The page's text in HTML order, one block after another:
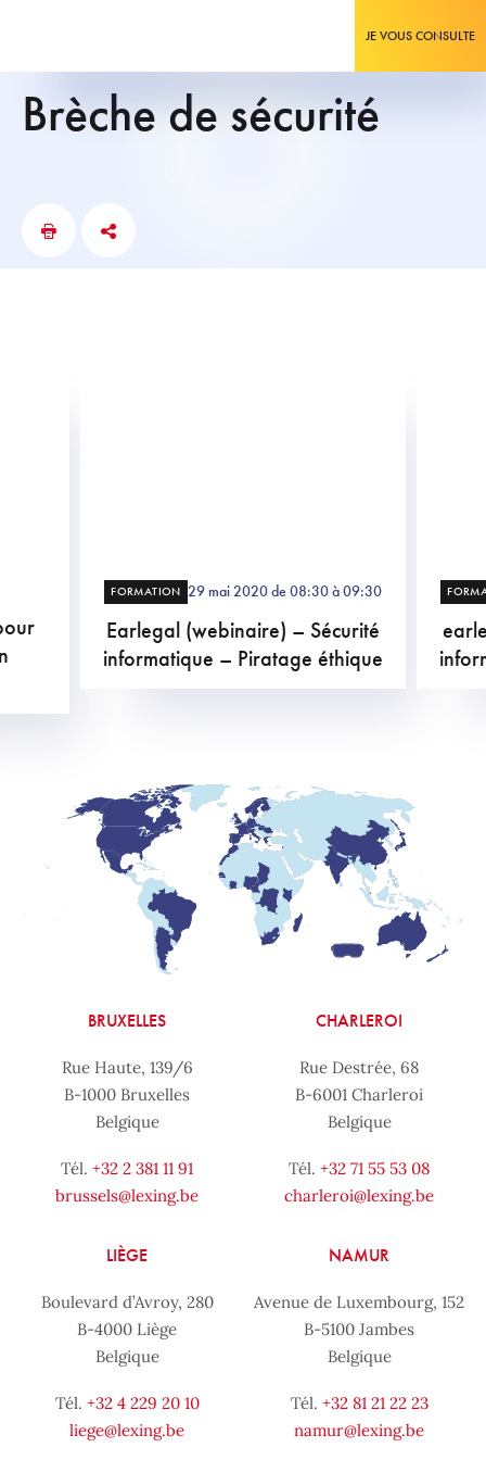
JE VOUS CONSULTE
brèche de sécurité
FORMATION 29 mai 2020 de 08:30 à 09:30
Earlegal (webinaire) – Sécurité
informatique – Piratage éthique
BRUXELLES
Rue Haute, 139/6
B-1000 Bruxelles
Belgique
Tél. +32 2 381 11 91
brussels@lexing.be
CHARLEROI
Rue Destrée, 68
B-6001 Charleroi
Belgique
Tél. +32 71 55 53 08
charleroi@lexing.be
LIÈGE
Boulevard d’Avroy, 280
B-4000 Liège
Belgique
Tél. +32 4 229 20 10
liege@lexing.be
NAMUR
Avenue de Luxembourg, 152
B-5100 Jambes
Belgique
Tél. +32 81 21 22 23
namur@lexing.be